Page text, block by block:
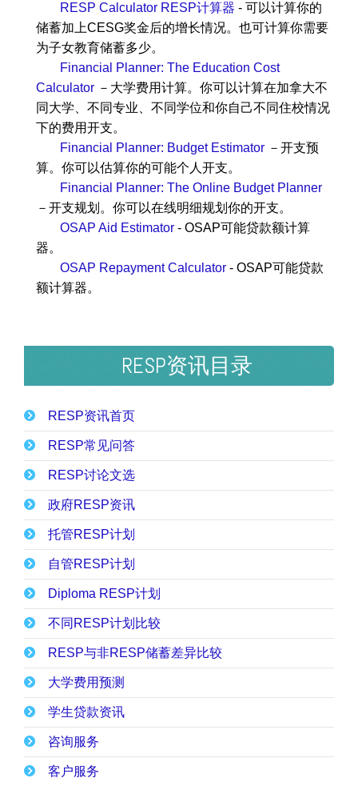
RESP Calculator RESP计算器 - 可以计算你的
储蓄加上CESG奖金后的增长情况。也可计算你需要
为子女教育储蓄多少。
Financial Planner: The Education Cost
Calculator －大学费用计算。你可以计算在加拿大不
同大学、不同专业、不同学位和你自己不同住校情况
下的费用开支。
Financial Planner: Budget Estimator －开支预
算。你可以估算你的可能个人开支。
Financial Planner: The Online Budget Planner
－开支规划。你可以在线明细规划你的开支。
OSAP Aid Estimator - OSAP可能贷款额计算
器。
OSAP Repayment Calculator - OSAP可能贷款
额计算器。
RESP资讯目录
RESP资讯首页
RESP常见问答
RESP讨论文选
政府RESP资讯
托管RESP计划
自管RESP计划
Diploma RESP计划
不同RESP计划比较
RESP与非RESP储蓄差异比较
大学费用预测
学生贷款资讯
咨询服务
客户服务